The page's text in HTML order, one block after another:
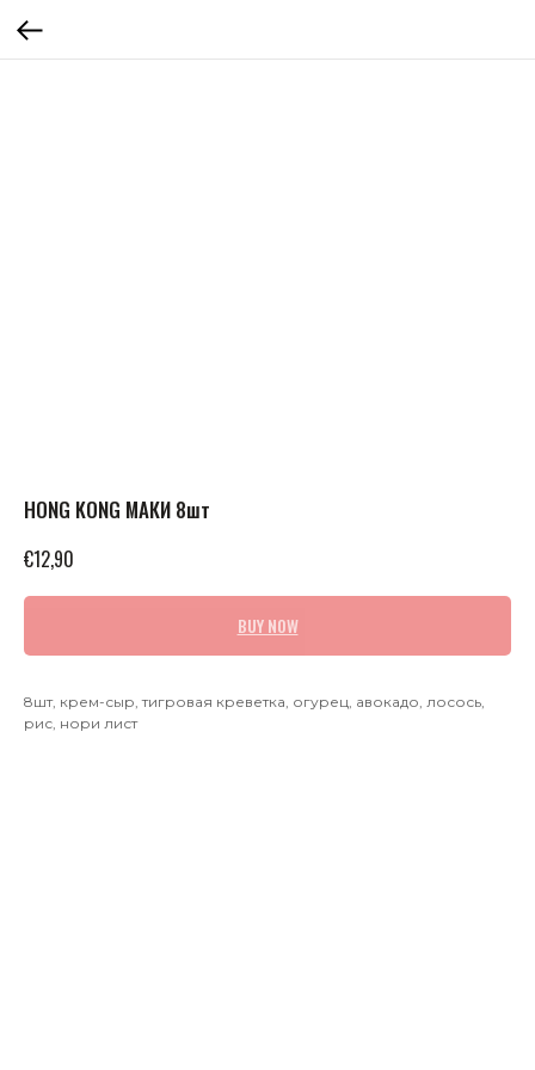
HONG KONG МАКИ 8шт
€12,90
BUY NOW
8шт, крем-сыр, тигровая креветка, огурец, авокадо, лосось,
рис, нори лист